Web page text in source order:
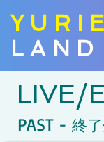
YURIE
LAND
LIVE/
PAST - 終